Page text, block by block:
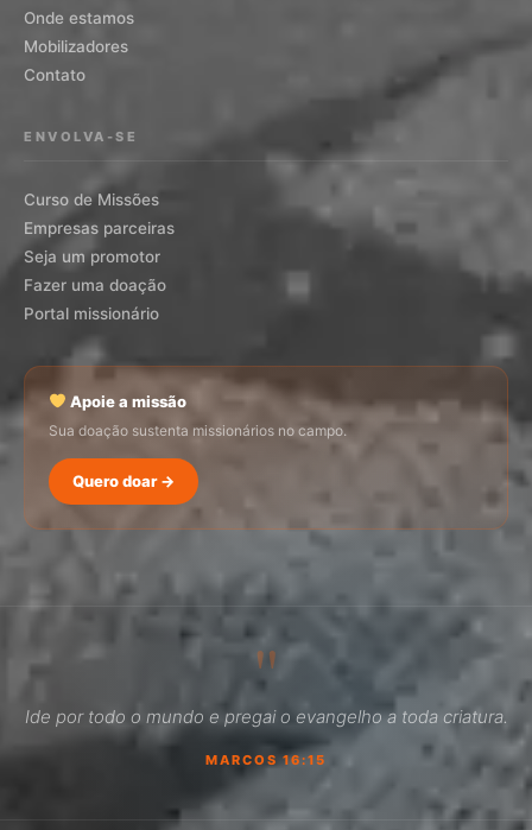
Onde estamos
Mobilizadores
Contato
ENVOLVA-SE
Curso de Missões
Empresas parceiras
Seja um promotor
Fazer uma doação
Portal missionário
Apoie a missão
Sua doação sustenta missionários no campo.
Quero doar →
"
Ide por todo o mundo e pregai o evangelho a toda criatura.
MARCOS 16:15
Como faço para doar?